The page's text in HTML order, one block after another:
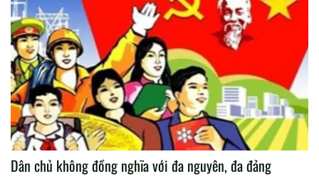
quyền lãnh thổ quốc gia.
Dân chủ không đồng nghĩa với đa nguyên, đa đảng